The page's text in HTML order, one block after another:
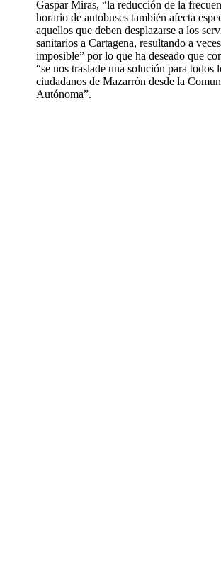
Gaspar Miras, “la reducción de la
horario de autobuses también afecta
aquellos que deben desplazarse a los
sanitarios a Cartagena, resultando a
imposible” por lo que ha deseado que
“se nos traslade una solución para todos
ciudadanos de Mazarrón desde la
Autónoma”.